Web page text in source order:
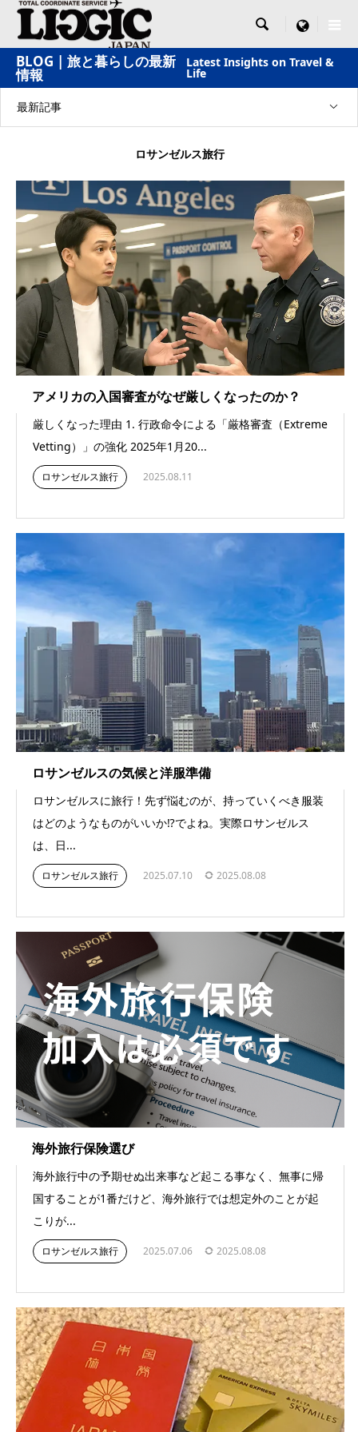

BLOG | 旅と暮らしの最新
情報
Latest Insights on Travel &
Life
最新記事
ロサンゼルス旅行
アメリカの入国審査がなぜ厳しくなったのか？
厳しくなった理由 1. 行政命令による「厳格審査（Extreme
Vetting）」の強化 2025年1月20...
ロサンゼルス旅行 2025.08.11
ロサンゼルスの気候と洋服準備
ロサンゼルスに旅行！先ず悩むのが、持っていくべき服装
はどのようなものがいいか⁉︎でよね。実際ロサンゼルス
は、日...
ロサンゼルス旅行 2025.07.10 2025.08.08
海外旅行保険選び
海外旅行中の予期せぬ出来事など起こる事なく、無事に帰
国することが1番だけど、海外旅行では想定外のことが起
こりが...
ロサンゼルス旅行 2025.07.06 2025.08.08